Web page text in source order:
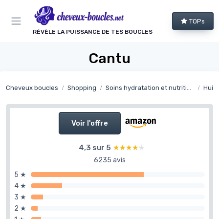
RÉVÈLE LA PUISSANCE DE TES BOUCLES
TOPs
Cantu
Cheveux boucles Shopping Soins hydratation et nutrition
Voir l'offre
4,3 sur 5 ★★★★★
★★★★★
6235 avis
5 ★
4 ★
3 ★
2 ★
Panneau de gestion des cookies